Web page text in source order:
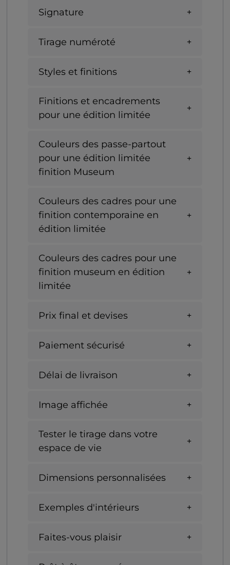
Signature
Tirage numéroté
Styles et finitions
Finitions et encadrements
pour une édition limitée
Couleurs des passe-partout
pour une édition limitée
finition Museum
Couleurs des cadres pour une
finition contemporaine en
édition limitée
Couleurs des cadres pour une
finition museum en édition
limitée
Prix final et devises
Paiement sécurisé
Délai de livraison
Image affichée
Tester le tirage dans votre
espace de vie
Dimensions personnalisées
Exemples d'intérieurs
Faites-vous plaisir